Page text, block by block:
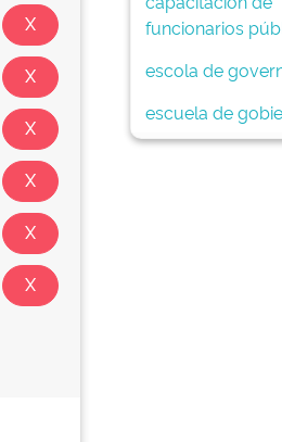
funcionarios
escola de
escuela de